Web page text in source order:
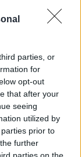
parties, or
for
opt-out
that after your
seeing
utilized by
prior to
further
parties on the
στις
και
ΥΓΕΊΑ